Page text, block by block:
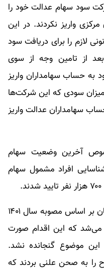
سود سهام عدالت خود را
واریز نکردند. در این
لازم را برای دریافت سود
بعد از تامین وجه از سوی
به حساب سهامداران واریز
شود و مقرر شد تا خردادماه ۱۴۰۳ میزان سودی که این شرکت‌ها
سهامداران عدالت واریز
آخرین وضعیت سهام
افراد مشمول سهام
اختصاص سهام عدالت به جاماندگان بر اساس مصوبه سال ۱۴۰۱
می‌شد که این اقدام صورت
در بودجه سال ۱۴۰۲ نیز این موضوع گنجانده نشد.
را به صحن علنی بردند که